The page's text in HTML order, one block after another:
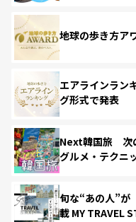
地球の歩き方ア
エアラインラン
グ形式で発表
Next韓国旅 次
グルメ・テクニ
旬な“あの人”が
載 MY TRAVEL